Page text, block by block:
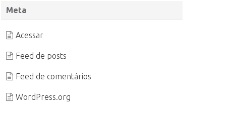
Meta
Acessar
Feed de posts
Feed de comentários
WordPress.org